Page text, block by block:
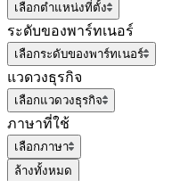
เลือกตำแหน่งที่ตั้ง
ระดับของพาร์ทเนอร์
เลือกระดับของพาร์ทเนอร์
แวดวงธุรกิจ
เลือกแวดวงธุรกิจ
ภาษาที่ใช้
เลือกภาษา
ล้างทั้งหมด